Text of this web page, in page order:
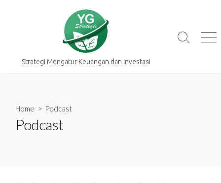
Strategi Mengatur Keuangan dan Investasi
Search
Home > Podcast
Podcast